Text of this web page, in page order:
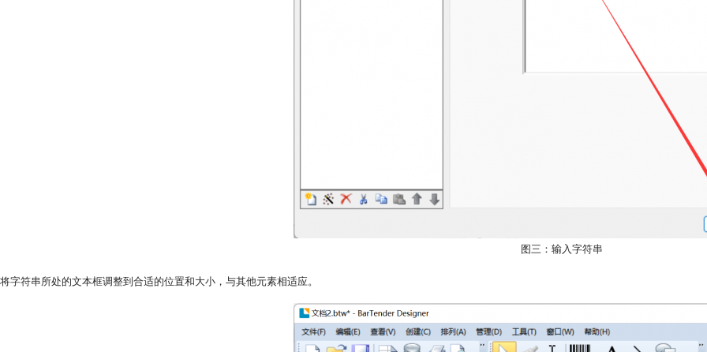
图三：输入字符串
将字符串所处的文本框调整到合适的位置和大小，与其他元素相适应。